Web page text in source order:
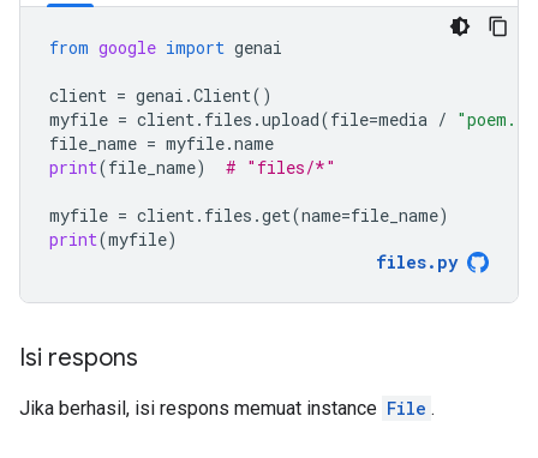
from google import genai
client = genai .Client()
myfile = client. files .upload(file=media /
file_name = myfile.name
print(file_name) # "files/*"
myfile = client. files .get(name=file_name)
print(myfile)
files. py
Isi respons
Jika berhasil, isi respons memuat instance File .